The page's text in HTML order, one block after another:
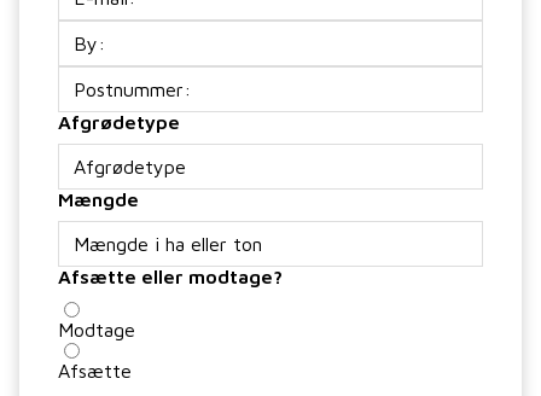
(Påkrævet)
Afgrødetype
Mængde
Afsætte eller modtage?
Modtage
Afsætte